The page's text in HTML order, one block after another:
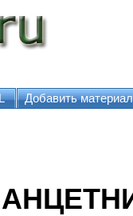
Добавить материал